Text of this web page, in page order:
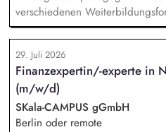
verschiedenen
Online-Workshops bis hin zu
Online-Selbstlernkurse für
Die inhaltlichen Schwerpunkte
Bereichen Lesen lernen,
Alphabetisierung in der
29. Juli 2026
Finanzexpertin/-experte in
(m/w/d)
SKala-CAMPUS gGmbH
Berlin oder remote